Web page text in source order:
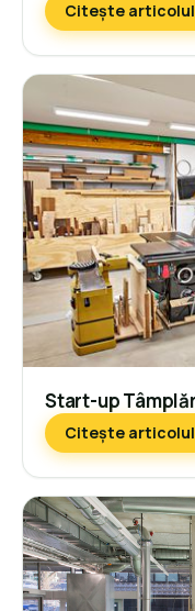
Citește articolul
Citește articolul